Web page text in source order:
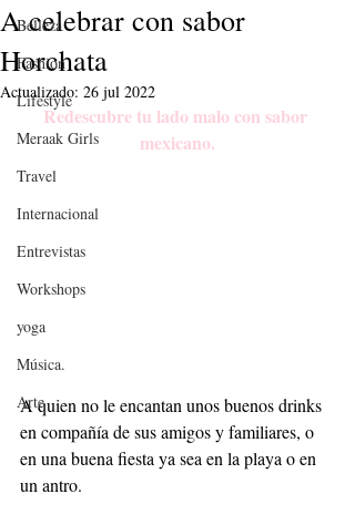
Belleza
Fashion
Lifestyle
Meraak Girls
Travel
Internacional
Entrevistas
Workshops
yoga
Música.
Arte
A celebrar con sabor
Horchata
Actualizado: 26 jul 2022
Redescubre tu lado malo con sabor
mexicano.
A quien no le encantan unos buenos drinks
en compañía de sus amigos y familiares, o
en una buena fiesta ya sea en la playa o en
un antro.